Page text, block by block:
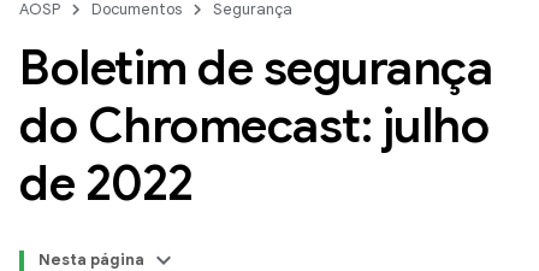
AOSP Documentos Segurança
Boletim de segurança
do Chromecast: julho
de 2022
Nesta página